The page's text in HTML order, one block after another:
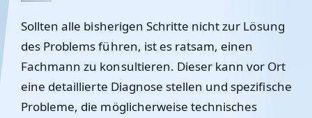
Sollten alle bisherigen Schritte nicht zur Lösung
des Problems führen, ist es ratsam, einen
Fachmann zu konsultieren. Dieser kann vor Ort
eine detaillierte Diagnose stellen und spezifische
Probleme, die möglicherweise technisches